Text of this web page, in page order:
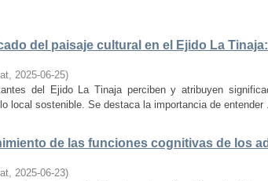
del paisaje cultural en el Ejido La
, 2025-06-25)
del Ejido La Tinaja perciben y atribuyen
local sostenible. Se destaca la importancia de entender
de las funciones cognitivas de los
, 2025-06-23)